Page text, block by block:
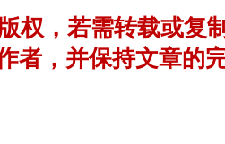
权，若需转载或复
者，并保持文章的